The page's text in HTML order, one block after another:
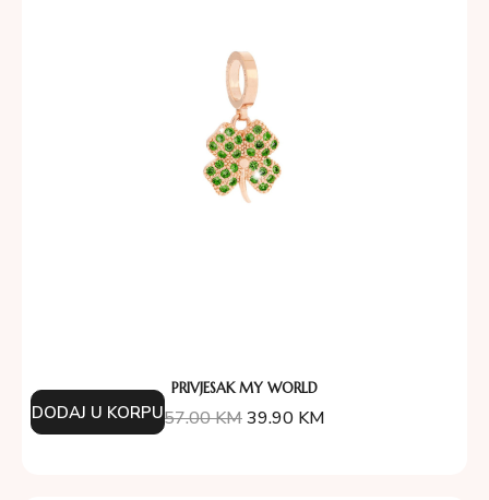
PRIVJESAK MY WORLD
57.00KM39.90 KM
DODAJ U KORPU